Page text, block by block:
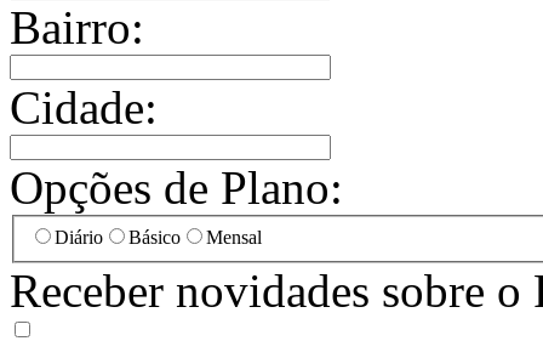
Bairro:
Cidade:
Opções de Plano:
Diário Básico Mensal
Receber novidades sobre